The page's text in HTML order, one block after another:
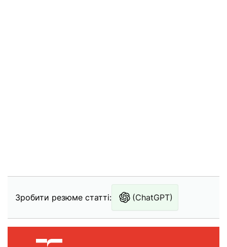
Зробити резюме статті: (ChatGPT)